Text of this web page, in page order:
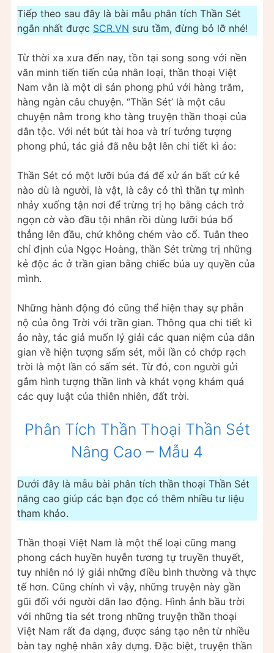
Tiếp theo sau đây là bài mẫu phân tích Thần Sét
ngắn nhất được SCR.VN sưu tầm, đừng bỏ lỡ nhé!
Từ thời xa xưa đến nay, tồn tại song song với nền
văn minh tiến tiến của nhân loại, thần thoại Việt
Nam vẫn là một di sản phong phú với hàng trăm,
hàng ngàn câu chuyện. “Thần Sét’ là một câu
chuyện nằm trong kho tàng truyện thần thoại của
dân tộc. Với nét bút tài hoa và trí tưởng tượng
phong phú, tác giả đã nêu bật lên chi tiết kì ảo:
Thần Sét có một lưỡi búa đá để xử án bất cứ kẻ
nào dù là người, là vật, là cây cỏ thì thần tự mình
nhảy xuống tận nơi để trừng trị họ bằng cách trở
ngọn cờ vào đầu tội nhân rồi dùng lưỡi búa bổ
thẳng lên đầu, chứ không chém vào cổ. Tuân theo
chỉ định của Ngọc Hoàng, thần Sét trừng trị những
kẻ độc ác ở trần gian bằng chiếc búa uy quyền của
mình.
Những hành động đó cũng thể hiện thay sự phẫn
nộ của ông Trời với trần gian. Thông qua chi tiết kì
ảo này, tác giả muốn lý giải các quan niệm của dân
gian về hiện tượng sấm sét, mỗi lần có chớp rạch
trời là một lần có sấm sét. Từ đó, con người gửi
gắm hình tượng thần linh và khát vọng khám quá
các quy luật của thiên nhiên, đất trời.
Phân Tích Thần Thoại Thần Sét
Nâng Cao – Mẫu 4
Dưới đây là mẫu bài phân tích thần thoại Thần Sét
nâng cao giúp các bạn đọc có thêm nhiều tư liệu
tham khảo.
Thần thoại Việt Nam là một thể loại cũng mang
phong cách huyền huyễn tương tự truyền thuyết,
tuy nhiên nó lý giải những điều bình thường và thực
tế hơn. Cũng chính vì vậy, những truyện này gần
gũi đối với người dân lao động. Hình ảnh bầu trời
với những tia sét trong những truyện thần thoại
Việt Nam rất đa dạng, được sáng tạo nên từ nhiều
bàn tay nghệ nhân xây dựng. Đặc biệt, truyện thần